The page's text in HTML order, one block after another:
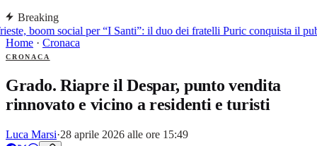
Breaking
boom social per “I Santi”: il duo dei fratelli Puric conquista il
Home · Cronaca
CRONACA
Grado. Riapre il Despar, punto vendita
rinnovato e vicino a residenti e turisti
Luca Marsi·28 aprile 2026 alle ore 15:49